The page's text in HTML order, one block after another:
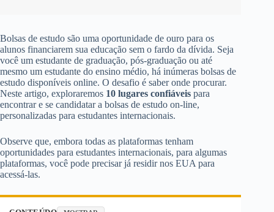
Bolsas de estudo são uma oportunidade de ouro para os
alunos financiarem sua educação sem o fardo da dívida. Seja
você um estudante de graduação, pós-graduação ou até
mesmo um estudante do ensino médio, há inúmeras bolsas de
estudo disponíveis online. O desafio é saber onde procurar.
Neste artigo, exploraremos 10 lugares confiáveis para
encontrar e se candidatar a bolsas de estudo on-line,
personalizadas para estudantes internacionais.
Observe que, embora todas as plataformas tenham
oportunidades para estudantes internacionais, para algumas
plataformas, você pode precisar já residir nos EUA para
acessá-las.